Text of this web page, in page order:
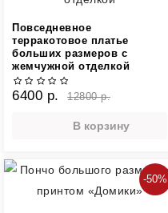
Повседневное
терракотовое платье
больших размеров с
жемчужной отделкой
6400 р. 12800 р.
В корзину
-50%